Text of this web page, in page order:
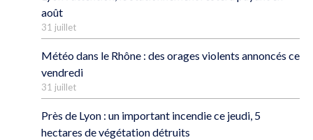
août
31 juillet
Météo dans le Rhône : des orages violents annoncés ce
vendredi
31 juillet
Près de Lyon : un important incendie ce jeudi, 5
hectares de végétation détruits